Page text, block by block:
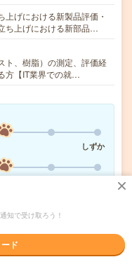
げにおける新製品評価・
ち上げにおける新部品…
ト、樹脂）の測定、評価経
方【IT業界での就…
しずか
知で受け取ろう！
ド